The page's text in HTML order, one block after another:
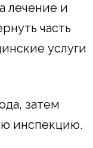
лечение и
часть
услуги
затем
инспекцию.